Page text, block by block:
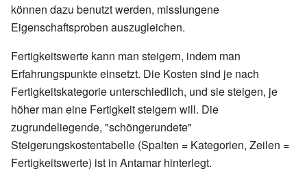
können dazu benutzt werden, misslungene
Eigenschaftsproben auszugleichen.
Fertigkeitswerte kann man steigern, indem man
Erfahrungspunkte einsetzt. Die Kosten sind je nach
Fertigkeitskategorie unterschiedlich, und sie steigen, je
höher man eine Fertigkeit steigern will. Die
zugrundeliegende, "schöngerundete"
Steigerungskostentabelle (Spalten = Kategorien, Zeilen =
Fertigkeitswerte) ist in Antamar hinterlegt.